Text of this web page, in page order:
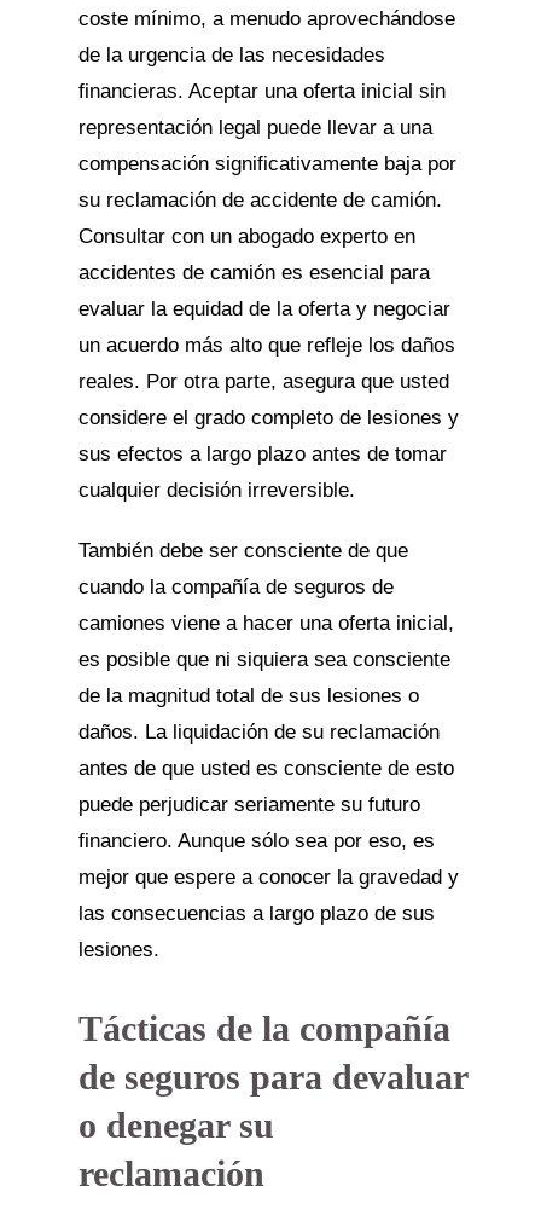
coste mínimo, a menudo aprovechándose
de la urgencia de las necesidades
financieras. Aceptar una oferta inicial sin
representación legal puede llevar a una
compensación significativamente baja por
su reclamación de accidente de camión.
Consultar con un abogado experto en
accidentes de camión es esencial para
evaluar la equidad de la oferta y negociar
un acuerdo más alto que refleje los daños
reales. Por otra parte, asegura que usted
considere el grado completo de lesiones y
sus efectos a largo plazo antes de tomar
cualquier decisión irreversible.
También debe ser consciente de que
cuando la compañía de seguros de
camiones viene a hacer una oferta inicial,
es posible que ni siquiera sea consciente
de la magnitud total de sus lesiones o
daños. La liquidación de su reclamación
antes de que usted es consciente de esto
puede perjudicar seriamente su futuro
financiero. Aunque sólo sea por eso, es
mejor que espere a conocer la gravedad y
las consecuencias a largo plazo de sus
lesiones.
Tácticas de la compañía
de seguros para devaluar
o denegar su
reclamación